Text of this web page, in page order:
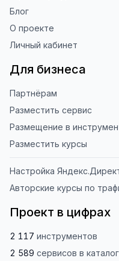
Блог
О проекте
Личный кабинет
Для бизнеса
Партнёрам
Разместить сервис
Размещение в
Разместить курсы
Настройка
Авторские курсы по
Проект в цифрах
2 117 инструментов
2 589 сервисов в